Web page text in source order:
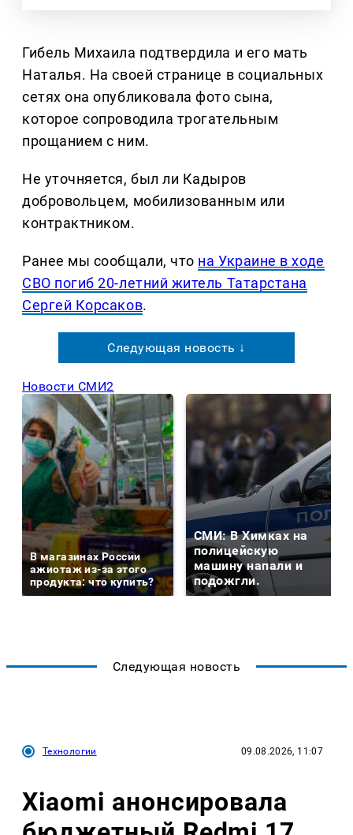
Гибель Михаила подтвердила и его мать
Наталья. На своей странице в социальных
сетях она опубликовала фото сына,
которое сопроводила трогательным
прощанием с ним.
Не уточняется, был ли Кадыров
добровольцем, мобилизованным или
контрактником.
Ранее мы сообщали, что на Украине в ходе
СВО погиб 20-летний житель Татарстана
Сергей Корсаков.
Следующая новость ↓
Новости СМИ2
В магазинах России
ажиотаж из-за этого
продукта: что купить?
СМИ: В Химках на
полицейскую
машину напали и
подожгли.
Следующая новость
Технологии 09.08.2026, 11:07
Xiaomi анонсировала